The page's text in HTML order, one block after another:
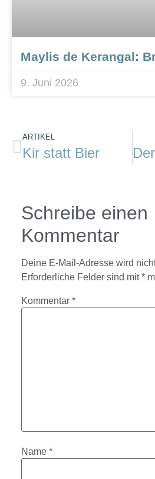
Maylis de Kerangal:
9. Juni 2026
ARTIKEL
Kir statt Bier
Schreibe einen
Kommentar
Deine E-Mail-Adresse wird
Erforderliche Felder sind mit*
Kommentar *
Name *